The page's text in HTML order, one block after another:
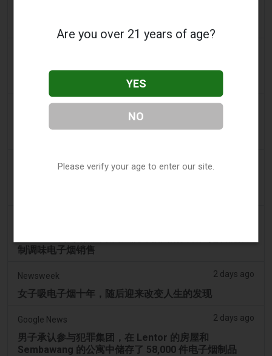
电子烟税在九个月内筹集了2200万欧元后，政府正考虑
Tico Times a day ago
哥斯达黎加新的电子烟法规原定今日生效，但并未生
Tobacco Reporter
制调味电子烟销售
Newsweek 2 days ago
女子吸电子烟十年，随后迎来改变人生的发现
Google News 2 days ago
男子承认参与犯罪集团，在 Lentor 的房屋和
Sembawang 的公寓中储存了 58,000 件电子烟制品
Are you over 21 years of age?
YES
NO
Please verify your age to enter our site.